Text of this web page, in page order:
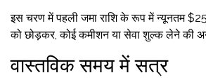
इस चरण में पहली जमा राशि के रूप में न्यूनतम
को छोड़कर, कोई कमीशन या सेवा शुल्क लेने की
वास्तविक समय में सत्र